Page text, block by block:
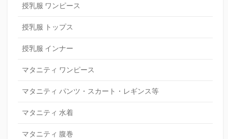
授乳服 ワンピース
授乳服 トップス
授乳服 インナー
マタニティ ワンピース
マタニティ パンツ・スカート・レギンス等
マタニティ 水着
マタニティ 腹巻